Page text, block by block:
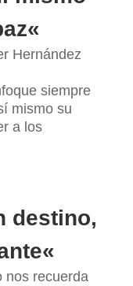
«
Hernández
siempre
mismo su
a los
destino,
«
nos recuerda